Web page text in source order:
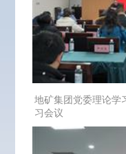
地矿集团党委理论学
习会议